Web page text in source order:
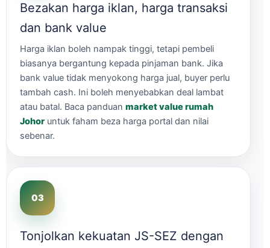
Bezakan harga iklan, harga transaksi
dan bank value
Harga iklan boleh nampak tinggi, tetapi pembeli
biasanya bergantung kepada pinjaman bank. Jika
bank value tidak menyokong harga jual, buyer perlu
tambah cash. Ini boleh menyebabkan deal lambat
atau batal. Baca panduan market value rumah
Johor untuk faham beza harga portal dan nilai
sebenar.
Tonjolkan kekuatan JS-SEZ dengan